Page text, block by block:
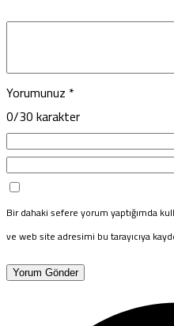
Yorumunuz *
0/30 karakter
Bir dahaki sefere yorum yaptığımda
ve web site adresimi bu tarayıcıya
Yorum Gönder